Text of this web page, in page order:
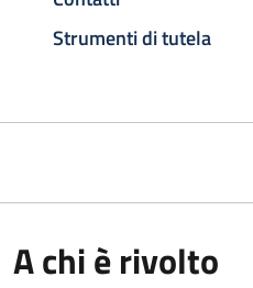
Strumenti di tutela
A chi è rivolto